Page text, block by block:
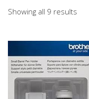
Showing all 9 results